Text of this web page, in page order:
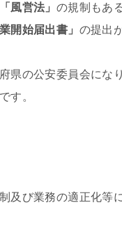
「風営法」 の規制もあ
開始届出書」 の提出
県の公安委員会にな
す。
及び業務の適正化等